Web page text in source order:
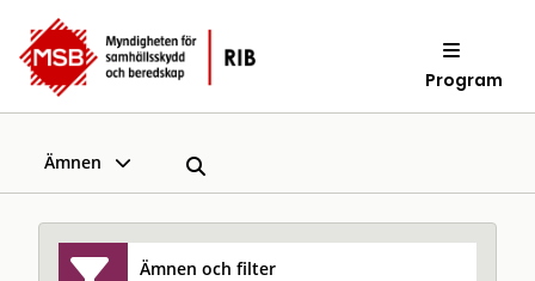
Program
Ämnen
Ämnen och filter